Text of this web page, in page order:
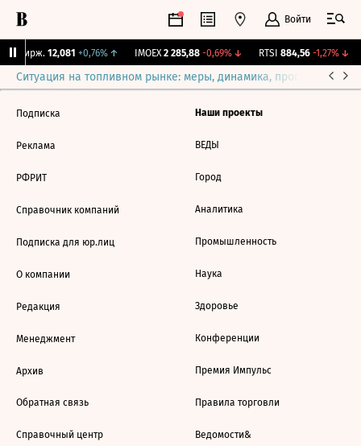
Войти
Бирж. 12,081 +0,76%↑ IMOEX 2 285,88 -0,69%↓ RTSI 884,56 -1,27%↓
Ситуация на топливном рынке: меры, динамика, прогнозы
Подписка
Реклама
РФРИТ
Справочник компаний
Подписка для юр.лиц
О компании
Редакция
Менеджмент
Архив
Обратная связь
Справочный центр
Наши проекты
ВЕДЫ
Город
Аналитика
Промышленность
Наука
Здоровье
Конференции
Премия Импульс
Правила торговли
Ведомости&